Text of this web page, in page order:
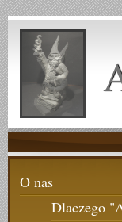
O nas
Dlaczego